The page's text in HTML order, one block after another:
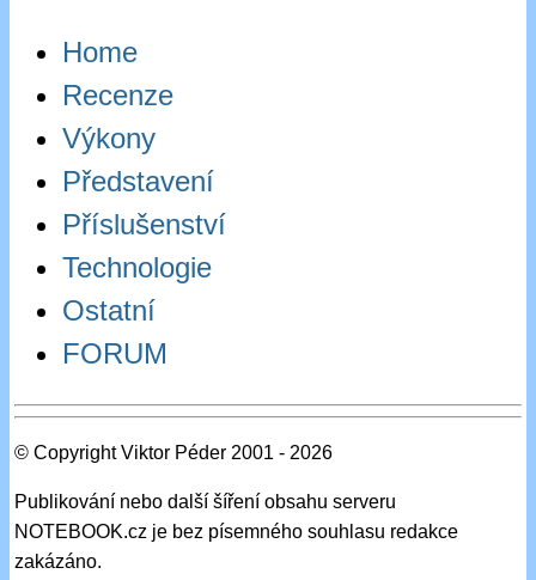
Home
Recenze
Výkony
Představení
Příslušenství
Technologie
Ostatní
FORUM
© Copyright Viktor Péder 2001 - 2026
Publikování nebo další šíření obsahu serveru
NOTEBOOK.cz je bez písemného souhlasu redakce
zakázáno.